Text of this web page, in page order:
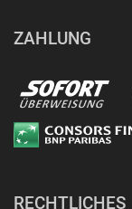
ZAHLUNG
RECHTLICHES